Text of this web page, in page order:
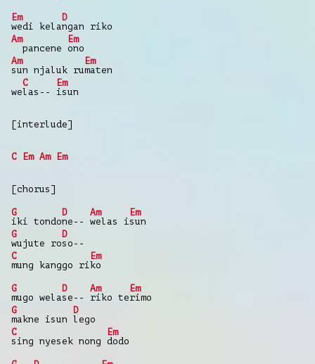
Em
wedi kela
D
ngan riko
Am
pancene
Em
ono
Am
sun njaluk ru
Em
maten
we
C
las--
Em
isun
[interlude]
C Em Am Em
[chorus]
G
iki tondo
D
ne--
Am
welas i
Em
sun
G
wujute ro
D
so--
C
mung kanggo ri
Em
ko
G
mugo wela
D
se--
Am
riko te
Em
rimo
G
makne isun
D
lego
C
sing nyesek nong
Em
dodo